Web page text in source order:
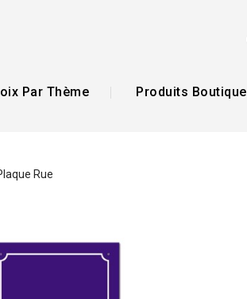
Par Thème Produits Boutique
Rue